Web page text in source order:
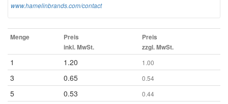
www.hamelinbrands.com/contact
Menge
Preis
inkl. MwSt.
Preis
zzgl. MwSt.
1 1.20 1.00
3 0.65 0.54
5 0.53 0.44